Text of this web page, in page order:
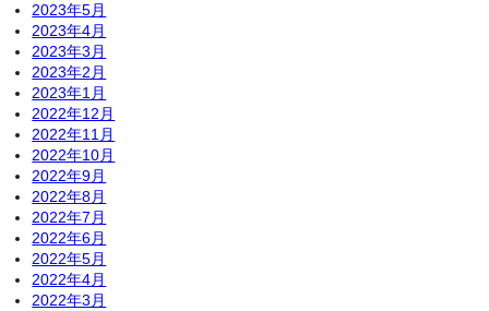
2023年5月
2023年4月
2023年3月
2023年2月
2023年1月
2022年12月
2022年11月
2022年10月
2022年9月
2022年8月
2022年7月
2022年6月
2022年5月
2022年4月
2022年3月